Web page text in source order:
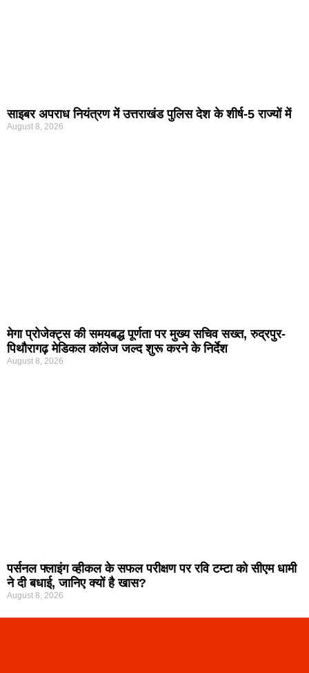
साइबर अपराध नियंत्रण में उत्तराखंड पुलिस देश के शीर्ष-5 राज्यों में
August 8, 2026
मेगा प्रोजेक्ट्स की समयबद्ध पूर्णता पर मुख्य सचिव सख्त, रुद्रपुर-
पिथौरागढ़ मेडिकल कॉलेज जल्द शुरू करने के निर्देश
August 8, 2026
पर्सनल फ्लाइंग व्हीकल के सफल परीक्षण पर रवि टम्टा को सीएम धामी
ने दी बधाई, जानिए क्यों है खास?
August 8, 2026